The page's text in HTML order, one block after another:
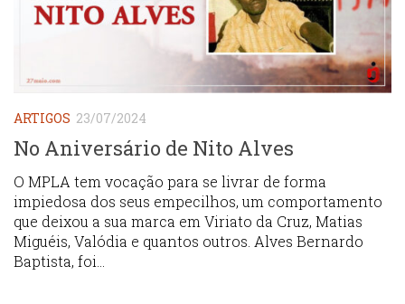
ARTIGOS 23/07/2024
No Aniversário de Nito Alves
O MPLA tem vocação para se livrar de forma
impiedosa dos seus empecilhos, um comportamento
que deixou a sua marca em Viriato da Cruz, Matias
Miguéis, Valódia e quantos outros. Alves Bernardo
Baptista, foi...